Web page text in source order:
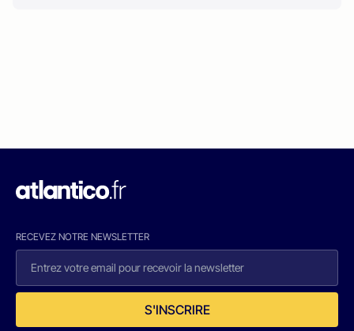
RECEVEZ NOTRE NEWSLETTER
S'INSCRIRE